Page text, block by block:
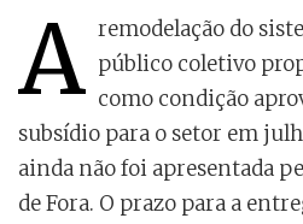
A remodelação do
público coletivo
como condição
subsídio para o setor em
ainda não foi apresentada
de Fora. O prazo para a